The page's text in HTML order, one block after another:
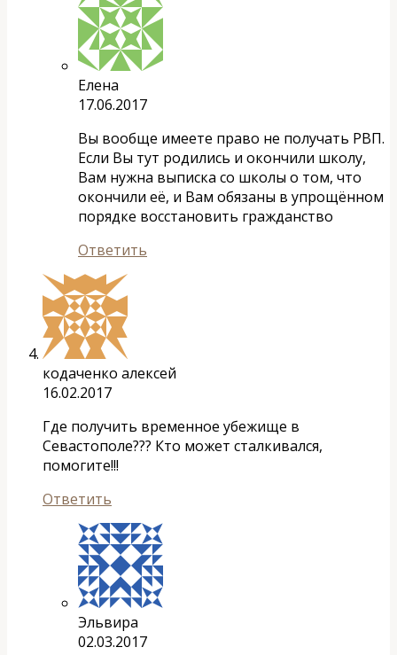
Елена
17.06.2017
Вы вообще имеете право не получать РВП.
Если Вы тут родились и окончили школу,
Вам нужна выписка со школы о том, что
окончили её, и Вам обязаны в упрощённом
порядке восстановить гражданство
Ответить
кодаченко алексей
16.02.2017
Где получить временное убежище в
Севастополе??? Кто может сталкивался,
помогите!!!
Ответить
Эльвира
02.03.2017